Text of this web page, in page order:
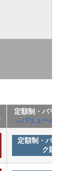
定額制・バリ
→バリューパ
定額制・バリ
ク購